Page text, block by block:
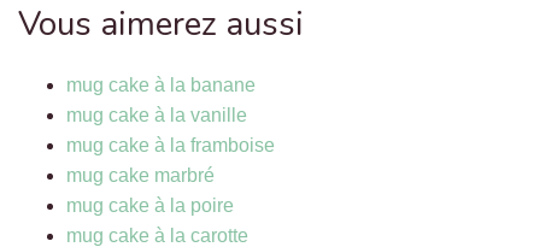
Vous aimerez aussi
mug cake à la banane
mug cake à la vanille
mug cake à la framboise
mug cake marbré
mug cake à la poire
mug cake à la carotte